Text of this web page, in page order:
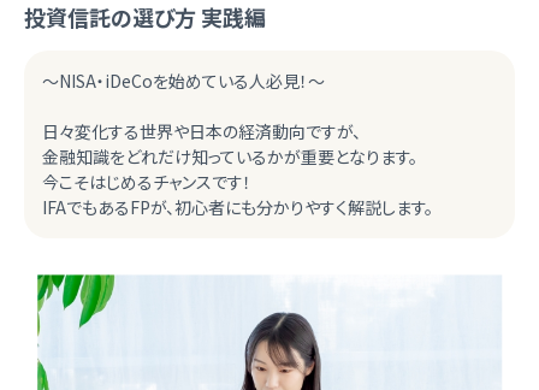
投資信託の選び方 実践編
～NISA・iDeCoを始めている人必見！～
日々変化する世界や日本の経済動向ですが、
金融知識をどれだけ知っているかが重要となります。
今こそはじめるチャンスです！
IFAでもあるFPが、初心者にも分かりやすく解説します。